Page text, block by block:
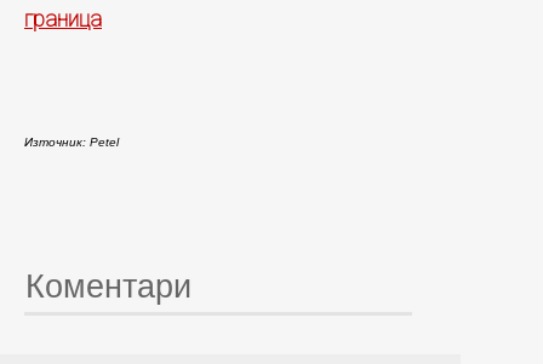
граница
Източник: Petel
Коментари